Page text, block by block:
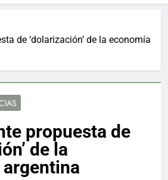
de ‘dolarización’ de la economía
propuesta de
de la